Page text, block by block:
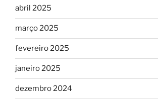
abril 2025
março 2025
fevereiro 2025
janeiro 2025
dezembro 2024